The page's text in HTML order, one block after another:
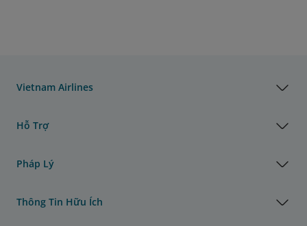
Vietnam Airlines
Hỗ Trợ
Pháp Lý
Thông Tin Hữu Ích